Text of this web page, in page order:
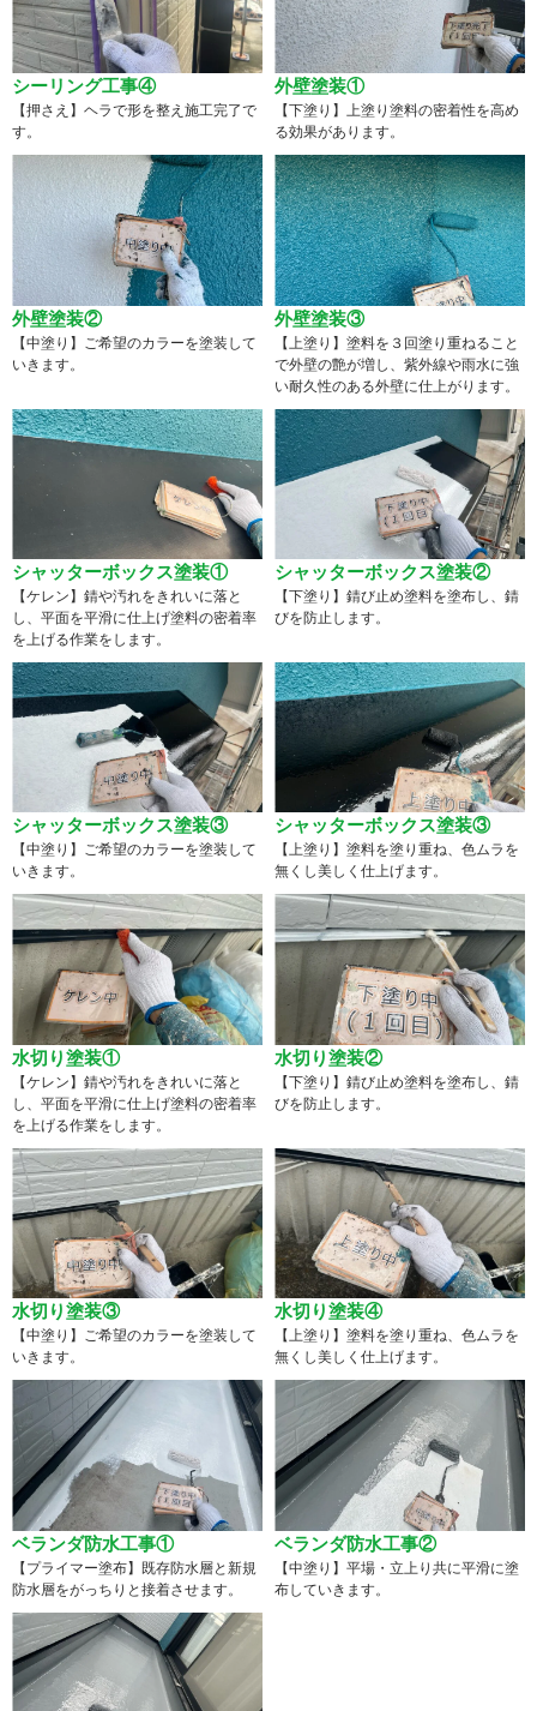
シーリング工事④
【押さえ】ヘラで形を整え施工完了で
す。
外壁塗装①
【下塗り】上塗り塗料の密着性を高め
る効果があります。
外壁塗装②
【中塗り】ご希望のカラーを塗装して
いきます。
外壁塗装③
【上塗り】塗料を３回塗り重ねること
で外壁の艶が増し、紫外線や雨水に強
い耐久性のある外壁に仕上がります。
シャッターボックス塗装①
【ケレン】錆や汚れをきれいに落と
し、平面を平滑に仕上げ塗料の密着率
を上げる作業をします。
シャッターボックス塗装②
【下塗り】錆び止め塗料を塗布し、錆
びを防止します。
シャッターボックス塗装③
【中塗り】ご希望のカラーを塗装して
いきます。
シャッターボックス塗装③
【上塗り】塗料を塗り重ね、色ムラを
無くし美しく仕上げます。
水切り塗装①
【ケレン】錆や汚れをきれいに落と
し、平面を平滑に仕上げ塗料の密着率
を上げる作業をします。
水切り塗装②
【下塗り】錆び止め塗料を塗布し、錆
びを防止します。
水切り塗装③
【中塗り】ご希望のカラーを塗装して
いきます。
水切り塗装④
【上塗り】塗料を塗り重ね、色ムラを
無くし美しく仕上げます。
ベランダ防水工事①
【プライマー塗布】既存防水層と新規
防水層をがっちりと接着させます。
ベランダ防水工事②
【中塗り】平場・立上り共に平滑に塗
布していきます。